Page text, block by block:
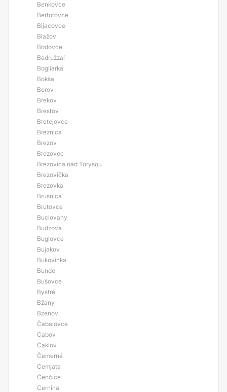
Benkovce
Bertotovce
Bijacovce
Blažov
Bodovce
Bodružzaľ
Bogliarka
Bokša
Borov
Brekov
Brestov
Bretejovce
Breznica
Brezov
Brezovec
Brezovica nad Torysou
Brezovička
Brezovka
Brusnica
Brutovce
Buclovany
Budzova
Buglovce
Bujakov
Bukovinka
Bunde
Bušovce
Bystré
Bžany
Bzenov
Čabalovce
Cabov
Čaklov
Čemerné
Cemjata
Čenčice
Cernina